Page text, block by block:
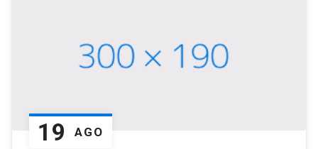
19 AGO